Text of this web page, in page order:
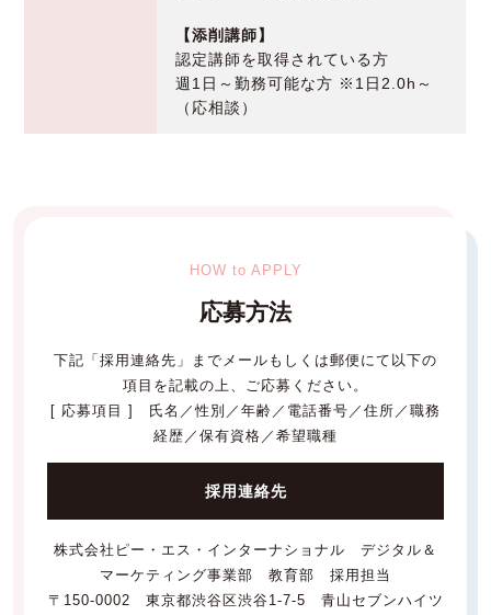
【添削講師】
認定講師を取得されている方
週1日～勤務可能な方 ※1日2.0h～
（応相談）
HOW to APPLY
応募方法
下記「採用連絡先」までメールもしくは郵便にて以下の
項目を記載の上、ご応募ください。
[ 応募項目 ] 氏名／性別／年齢／電話番号／住所／職務
経歴／保有資格／希望職種
採用連絡先
株式会社ピー・エス・インターナショナル デジタル＆
マーケティング事業部 教育部 採用担当
〒150-0002 東京都渋谷区渋谷1-7-5 青山セブンハイツ